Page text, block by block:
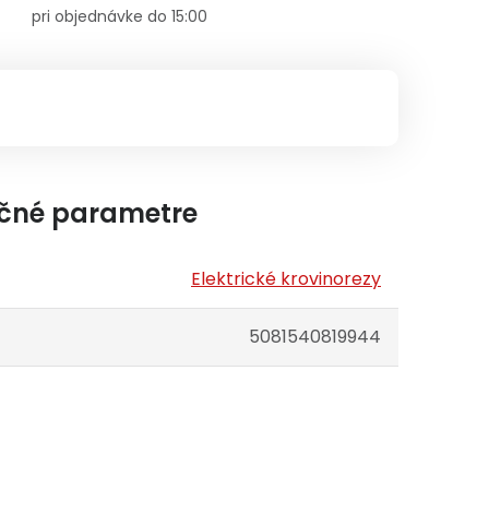
pri objednávke do 15:00
parametre
Elektrické krovinorezy
5081540819944